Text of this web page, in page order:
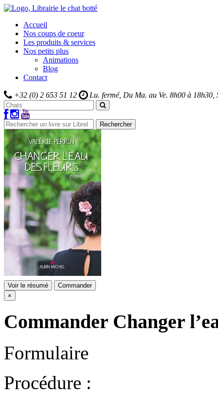
Accueil
Nos coups de coeur
Les produits & services
Nos petits plus
Animations
Blog
Contact
+32 (0) 2 653 51 12 Lu. fermé, Du Ma. au Ve. 8h00 à 18h30,
Rechercher
Voir le résumé
Commander
×
Commander Changer
Formulaire
Procédure :